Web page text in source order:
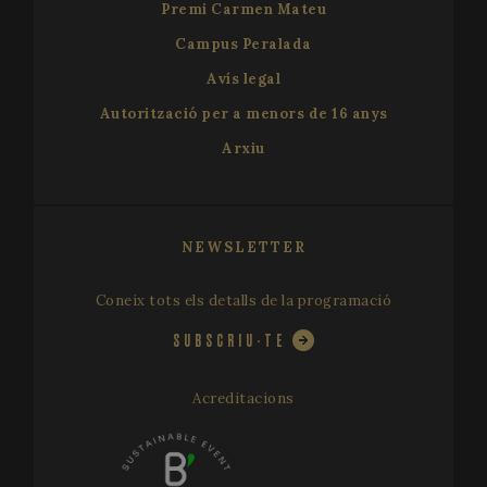
Premi Carmen Mateu
Campus Peralada
Avís legal
Autorització per a menors de 16 anys
Arxiu
NEWSLETTER
Coneix tots els detalls de la programació
SUBSCRIU-TE
Acreditacions
VISITOR_PRIVACY_METADATA